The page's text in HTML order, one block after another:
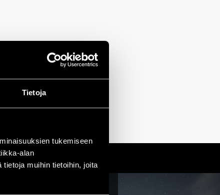
Tietoja
tukemiseen
alan
muihin tietoihin, joita